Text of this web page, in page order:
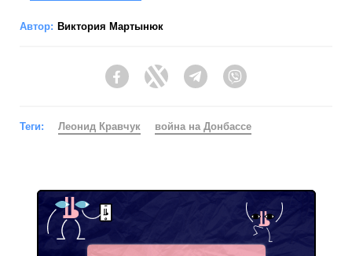
Автор: Виктория Мартынюк
FacebookTwitter Telegram
Теги: Леонид Кравчук война на Донбассе